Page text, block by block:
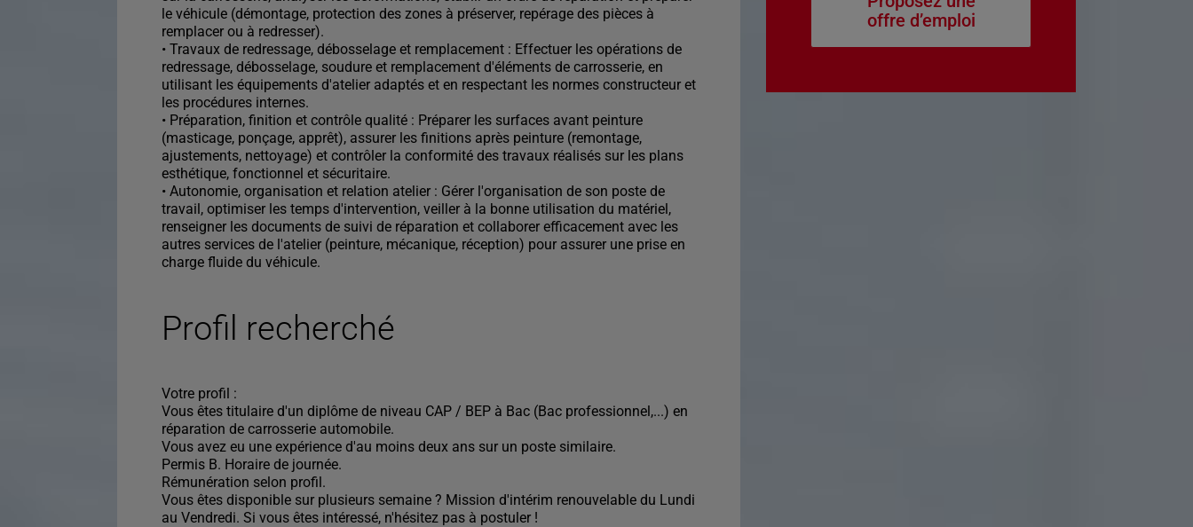
le véhicule (démontage, protection des zones à préserver, repérage des pièces à
remplacer ou à redresser).
• Travaux de redressage, débosselage et remplacement : Effectuer les opérations de
redressage, débosselage, soudure et remplacement d'éléments de carrosserie, en
utilisant les équipements d'atelier adaptés et en respectant les normes constructeur et
les procédures internes.
• Préparation, finition et contrôle qualité : Préparer les surfaces avant peinture
(masticage, ponçage, apprêt), assurer les finitions après peinture (remontage,
ajustements, nettoyage) et contrôler la conformité des travaux réalisés sur les plans
esthétique, fonctionnel et sécuritaire.
• Autonomie, organisation et relation atelier : Gérer l'organisation de son poste de
travail, optimiser les temps d'intervention, veiller à la bonne utilisation du matériel,
renseigner les documents de suivi de réparation et collaborer efficacement avec les
autres services de l'atelier (peinture, mécanique, réception) pour assurer une prise en
charge fluide du véhicule.
Profil recherché
Votre profil :
Vous êtes titulaire d'un diplôme de niveau CAP / BEP à Bac (Bac professionnel,...) en
réparation de carrosserie automobile.
Vous avez eu une expérience d'au moins deux ans sur un poste similaire.
Permis B. Horaire de journée.
Rémunération selon profil.
Vous êtes disponible sur plusieurs semaine ? Mission d'intérim renouvelable du Lundi
au Vendredi. Si vous êtes intéressé, n'hésitez pas à postuler !
offre d’emploi